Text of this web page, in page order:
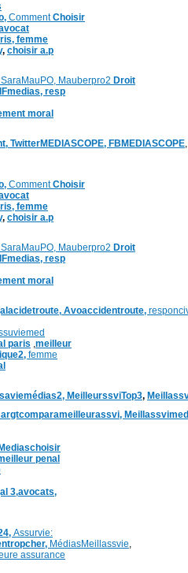
CommentChoisir
femme
, choisir a.p
SaraMauPO, Mauberpro2 Droit
resp
moral
TwitterMEDIASCOPE, FBMEDIASCOPE
CommentChoisir
femme
, choisir a.p
SaraMauPO, Mauberpro2 Droit
resp
moral
Avoaccidentroute,
paris ,meilleur
femme
2, MeilleurssviTop3,
argtcomparameilleurassvi,
penal
3,avocats,
Assurvie:
MédiasMeillassvie,
assurance